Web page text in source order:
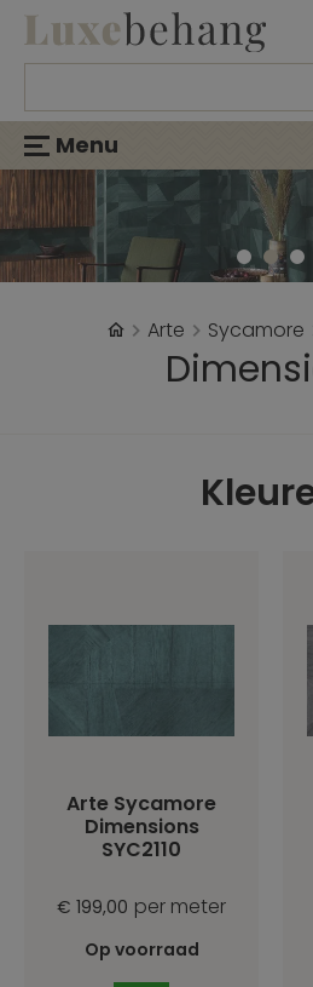
Menu
Arte Sycamore
Arte Sycamore
Dimensions
SYC2110
€ 199,00 per meter
Op voorraad